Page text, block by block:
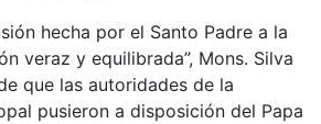
hecha por el Santo Padre a la
veraz y equilibrada”, Mons. Silva
que las autoridades de la
pusieron a disposición del Papa